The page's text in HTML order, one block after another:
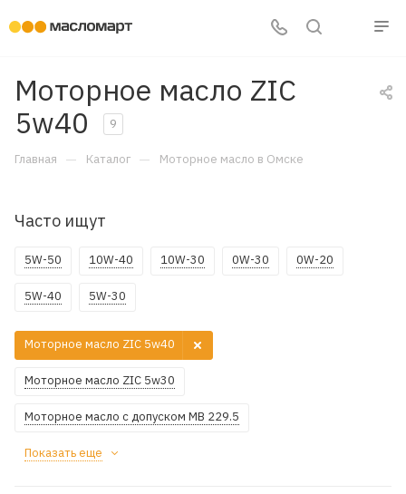
Моторное масло ZIC
5w40
9
Главная — Каталог — Моторное масло в Омске
Часто ищут
5W-50 10W-40 10W-30 0W-30 0W-20
5W-40 5W-30
Моторное масло ZIC 5w40
Моторное масло ZIC 5w30
Моторное масло с допуском MB 229.5
Показать еще